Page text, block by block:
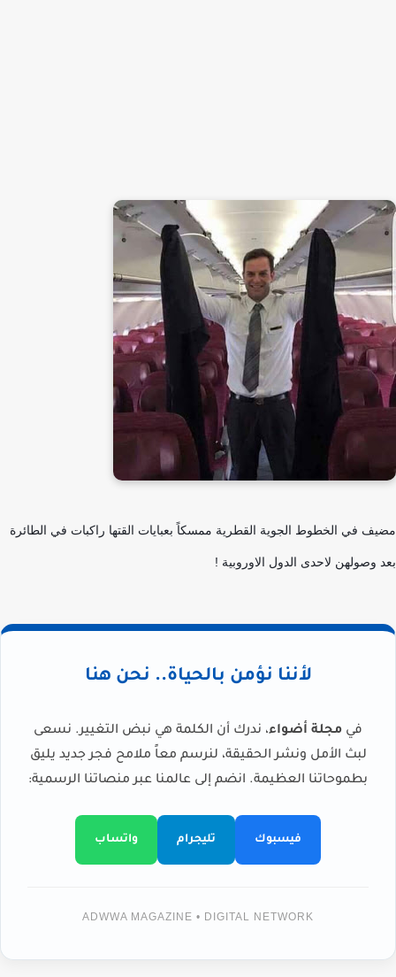
مضيف في الخطوط الجوية القطرية ممسكاً بعبايات القتها راكبات في الطائرة
بعد وصولهن لاحدى الدول الاوروبية !
لأننا نؤمن بالحياة.. نحن هنا
في مجلة أضواء، ندرك أن الكلمة هي نبض التغيير. نسعى
لبث الأمل ونشر الحقيقة، لنرسم معاً ملامح فجر جديد يليق
بطموحاتنا العظيمة. انضم إلى عالمنا عبر منصاتنا الرسمية:
فيسبوك تليجرام واتساب
ADWWA MAGAZINE • DIGITAL NETWORK